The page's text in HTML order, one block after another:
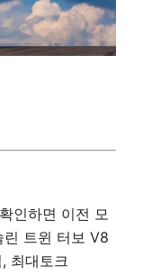
인하면 이전 모
트윈 터보 V8
최대토크